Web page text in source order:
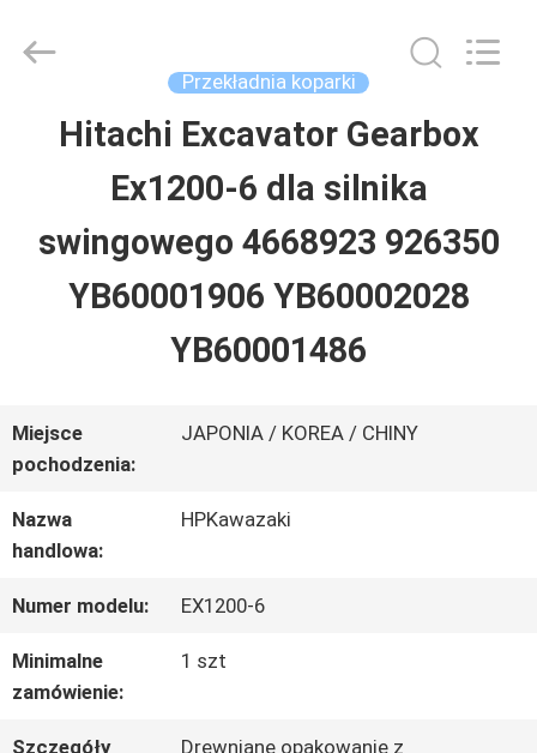
DOM
PRODUKTY
FILMY
NAS
WYCIECZKA
PO
FABRYCE
KONTROLA
Machinery
Przekładnia koparki
Hitachi Excavator Gearbox
Ex1200-6 dla silnika
swingowego 4668923 926350
YB60001906 YB60002028
YB60001486
Miejsce
pochodzenia:
JAPONIA / KOREA / CHINY
Nazwa
handlowa:
HPKawazaki
Numer modelu: EX1200-6
Minimalne
zamówienie:
1 szt
Szczegóły
Drewniane opakowanie z